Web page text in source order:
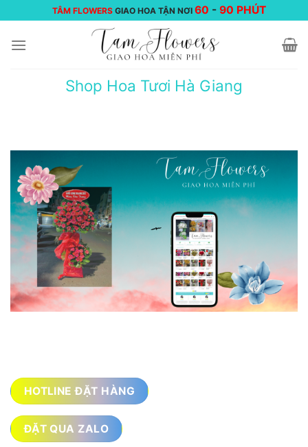
đến
nội
TÂM FLOWERS GIAO HOA TẬN NƠI 60 -90 PHÚT
Shop Hoa Tươi Hà Giang
HOTLINE ĐẶT HÀNG
ĐẶT QUA ZALO